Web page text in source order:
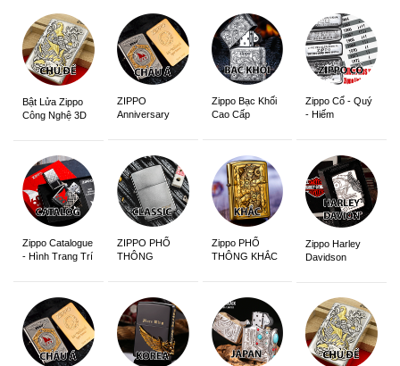
Bật Lửa Zippo
Công Nghệ 3D
ZIPPO
Anniversary
Zippo Bạc Khối
Cao Cấp
Zippo Cổ - Quý
- Hiếm
Zippo Catalogue
- Hình Trang Trí
ZIPPO PHỔ
THÔNG
Zippo PHỔ
THÔNG KHẮC
Zippo Harley
Davidson